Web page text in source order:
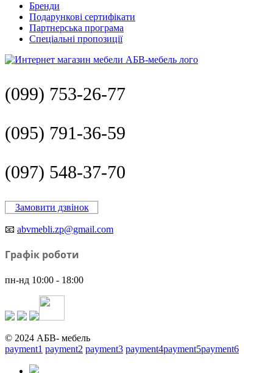
Бренди
Подарункові сертифікати
Партнерська програма
Спеціальні пропозиції
(099) 753-26-77
(095) 791-36-59
(097) 548-37-70
Замовити дзвінок
📧 abvmebli.zp@gmail.com
Графік роботи
пн-нд 10:00 - 18:00
© 2024 АБВ- мебель
payment1 payment2 payment3 payment4payment5payment6